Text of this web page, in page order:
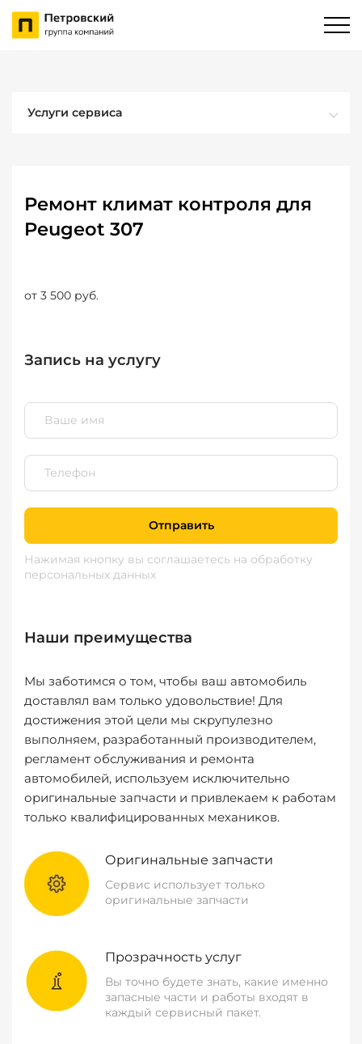
Услуги сервиса
Ремонт климат контроля для
Peugeot 307
от 3 500 руб.
Запись на услугу
Отправить
Нажимая кнопку вы соглашаетесь на обработку
персональных данных
Наши преимущества
Мы заботимся о том, чтобы ваш автомобиль
доставлял вам только удовольствие! Для
достижения этой цели мы скрупулезно
выполняем, разработанный производителем,
регламент обслуживания и ремонта
автомобилей, используем исключительно
оригинальные запчасти и привлекаем к работам
только квалифицированных механиков.
Оригинальные запчасти
Сервис использует только
оригинальные запчасти
Прозрачность услуг
Вы точно будете знать, какие именно
запасные части и работы входят в
каждый сервисный пакет.